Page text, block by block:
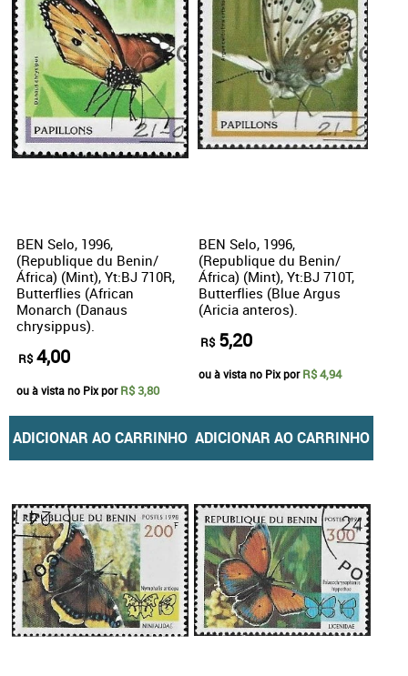
BEN Selo, 1996,
(Republique du Benin/
África) (Mint), Yt:BJ 710R,
Butterflies (African
Monarch (Danaus
chrysippus).
R$ 4,00
ou à vista no Pix porR$ 3,80
ADICIONAR AO CARRINHO
BEN Selo, 1996,
(Republique du Benin/
África) (Mint), Yt:BJ 710T,
Butterflies (Blue Argus
(Aricia anteros).
R$ 5,20
ou à vista no Pix porR$ 4,94
ADICIONAR AO CARRINHO